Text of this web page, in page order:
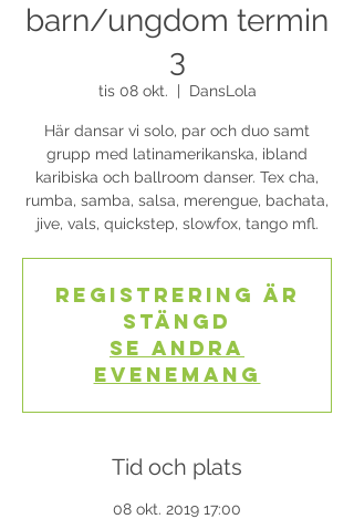
barn/ungdom termin
3
tis 08 okt. DansLola
Här dansar vi solo, par och duo samt
grupp med latinamerikanska, ibland
karibiska och ballroom danser. Tex cha,
rumba, samba, salsa, merengue, bachata,
Registrering är
stängd
Se andra
evenemang
Tid och plats
08 okt. 2019 17:00